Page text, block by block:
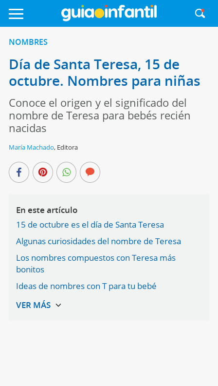
NOMBRES
Día de Santa Teresa, 15 de
octubre. Nombres para niñas
Conoce el origen y el significado del
nombre de Teresa para bebés recién
nacidas
María Machado, Editora
En este artículo
15 de octubre es el día de Santa Teresa
Algunas curiosidades del nombre de Teresa
Los nombres compuestos con Teresa más
bonitos
Ideas de nombres con T para tu bebé